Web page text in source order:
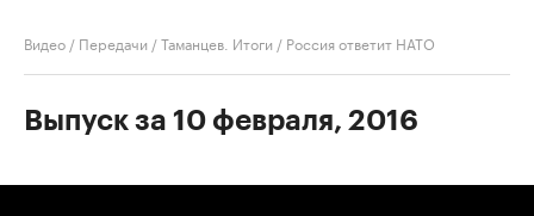
Видео / Передачи /Таманцев. Итоги / Россия ответит НАТО
Выпуск за 10 февраля, 2016